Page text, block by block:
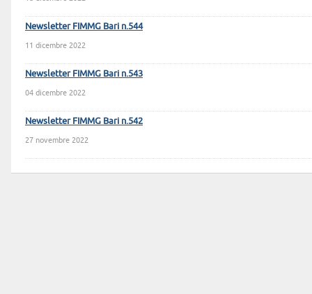
Newsletter FIMMG Bari n.544
11 dicembre 2022
Newsletter FIMMG Bari n.543
04 dicembre 2022
Newsletter FIMMG Bari n.542
27 novembre 2022